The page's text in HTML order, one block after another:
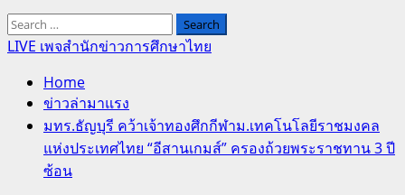
Search
for:
LIVE เพจสำนักข่าวการศึกษาไทย
Home
ข่าวล่ามาแรง
มทร.ธัญบุรี คว้าเจ้าทองศึกกีฬาม.เทคโนโลยีราชมงคล
แห่งประเทศไทย “อีสานเกมส์” ครองถ้วยพระราชทาน 3 ปี
ซ้อน